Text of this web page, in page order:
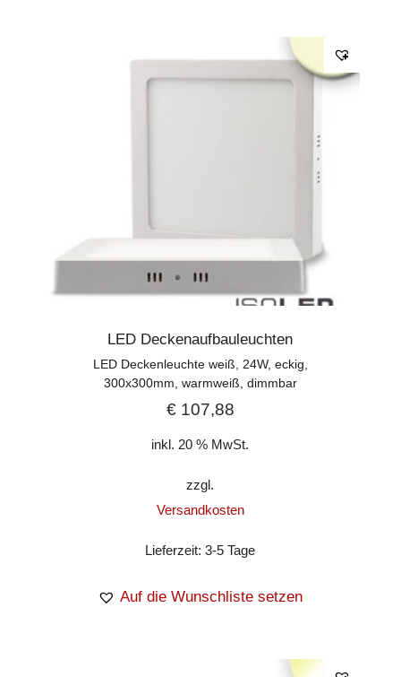
LED Deckenaufbauleuchten
LED Deckenleuchte weiß, 24W, eckig,
300x300mm, warmweiß, dimmbar
€107,88
inkl. 20 % MwSt.
zzgl.
Versandkosten
Lieferzeit:3-5 Tage
Auf die Wunschliste setzen